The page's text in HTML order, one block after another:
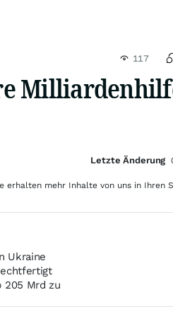
117
Ukraine
205 Mrd zu
Letzte Änderung
erhalten mehr Inhalte von uns in Ihren